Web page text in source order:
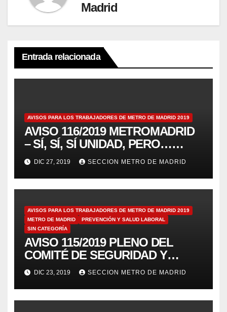
Madrid
Entrada relacionada
AVISOS PARA LOS TRABAJADORES DE METRO DE MADRID 2019
AVISO 116/2019 METROMADRID
– SÍ, SÍ, SÍ UNIDAD, PERO…
PARA LUCHAR
DIC 27, 2019 SECCION METRO DE MADRID
AVISOS PARA LOS TRABAJADORES DE METRO DE MADRID 2019
METRO DE MADRID
PREVENCIÓN Y SALUD LABORAL
SIN CATEGORÍA
AVISO 115/2019 PLENO DEL
COMITÉ DE SEGURIDAD Y
SALUD 19/12/19
DIC 23, 2019 SECCION METRO DE MADRID